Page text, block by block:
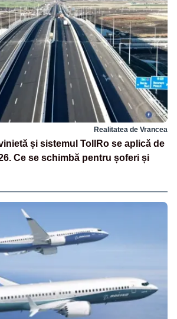
Realitatea de Vrancea
și sistemul TollRo se aplică de
Ce se schimbă pentru șoferi și